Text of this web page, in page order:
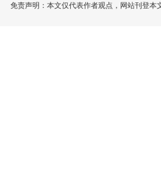
免责声明：本文仅代表作者观点，网站刊登